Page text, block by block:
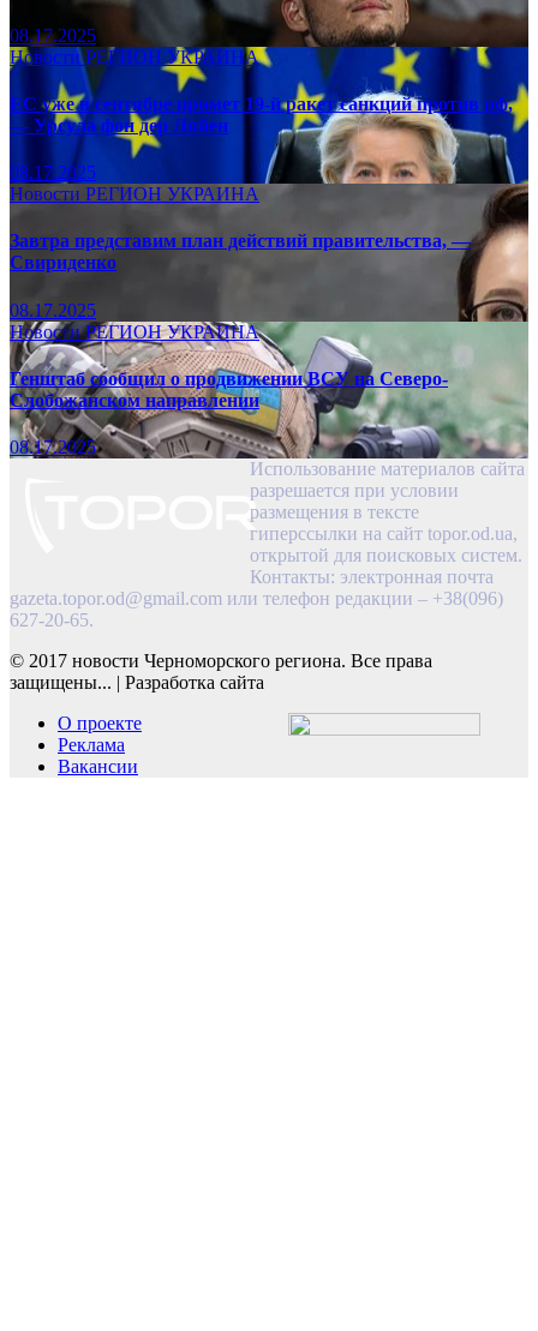
08.17.2025
НовостиРЕГИОНУКРАИНА
ЕС уже в сентябре примет 19-й ракет санкций против рф,
— Урсула фон дер Ляйен
08.17.2025
Новости РЕГИОН УКРАИНА
Завтра представим план действий правительства, —
Свириденко
08.17.2025
НовостиРЕГИОНУКРАИНА
Генштаб сообщил о продвижении ВСУ на Северо-
Слобожанском направлении
08.17.2025
Использование материалов сайта
разрешается при условии
размещения в тексте
гиперссылки на сайт topor.od.ua,
открытой для поисковых систем.
Контакты: электронная почта
gazeta.topor.od@gmail.com или телефон редакции – +38(096)
627-20-65.
© 2017 новости Черноморского региона. Все права
защищены... | Разработка сайта
О проекте
Реклама
Вакансии